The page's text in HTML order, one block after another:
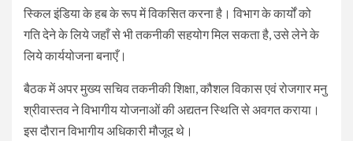
स्किल इंडिया के हब के रूप में विकसित करना है। विभाग के कार्यों को
गति देने के लिये जहाँ से भी तकनीकी सहयोग मिल सकता है, उसे लेने के
लिये कार्ययोजना बनाएँ।
बैठक में अपर मुख्य सचिव तकनीकी शिक्षा, कौशल विकास एवं रोजगार मनु
श्रीवास्तव ने विभागीय योजनाओं की अद्यतन स्थिति से अवगत कराया।
इस दौरान विभागीय अधिकारी मौजूद थे।